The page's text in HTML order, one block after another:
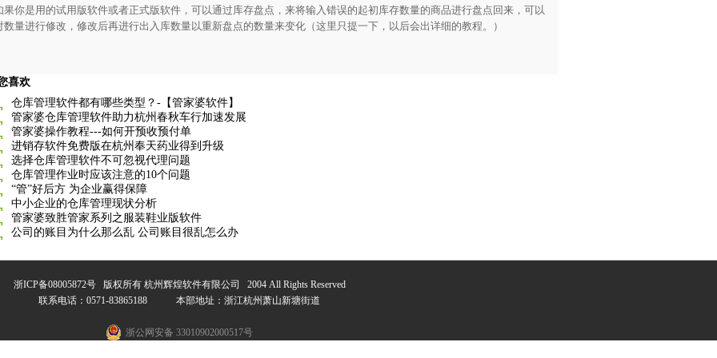
果你是用的试用版软件或者正式版软件，可以通过库存盘点，来将输入错误的起初库存数量的商品进行盘点回来，可以
数量进行修改，修改后再进行出入库数量以重新盘点的数量来变化（这里只提一下，以后会出详细的教程。）
喜欢
仓库管理软件都有哪些类型？-【管家婆软件】
管家婆仓库管理软件助力杭州春秋车行加速发展
管家婆操作教程---如何开预收预付单
进销存软件免费版在杭州奉天药业得到升级
选择仓库管理软件不可忽视代理问题
仓库管理作业时应该注意的10个问题
“管”好后方 为企业赢得保障
中小企业的仓库管理现状分析
管家婆致胜管家系列之服装鞋业版软件
公司的账目为什么那么乱 公司账目很乱怎么办
浙ICP备08005872号版权所有 杭州辉煌软件有限公司 2004 All Rights Reserved
联系电话：0571-83865188 本部地址：浙江杭州萧山新塘街道
浙公网安备 33010902000517号